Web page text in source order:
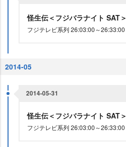
怪生伝＜フジバラナイト SAT＞
フジテレビ系列 26:03:00～26:33:00
2014-05
2014-05-31
怪生伝＜フジバラナイト SAT＞
フジテレビ系列 26:03:00～26:33:00